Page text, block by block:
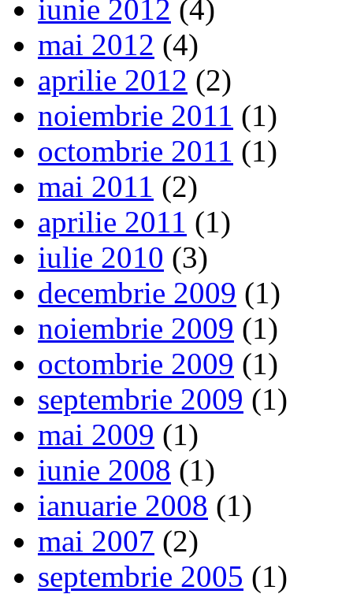
iunie 2012 (4)
mai 2012 (4)
aprilie 2012 (2)
noiembrie 2011 (1)
octombrie 2011 (1)
mai 2011 (2)
aprilie 2011 (1)
iulie 2010 (3)
decembrie 2009 (1)
noiembrie 2009 (1)
octombrie 2009 (1)
septembrie 2009 (1)
mai 2009 (1)
iunie 2008 (1)
ianuarie 2008 (1)
mai 2007 (2)
septembrie 2005 (1)